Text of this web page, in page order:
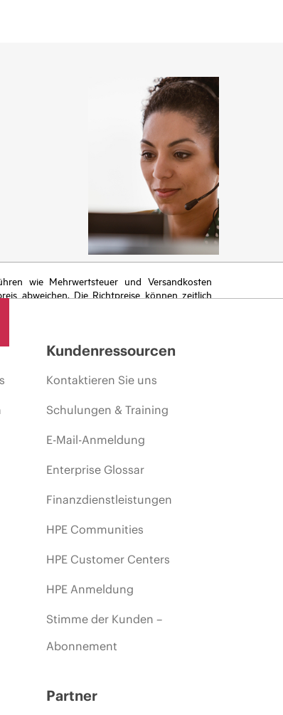
wie Mehrwertsteuer und Versandkosten
abweichen. Die Richtpreise können zeitlich
Kundenressourcen
Kontaktieren Sie uns
Schulungen & Training
E-Mail-Anmeldung
Enterprise Glossar
Finanzdienstleistungen
HPE Communities
HPE Customer Centers
HPE Anmeldung
Stimme der Kunden –
Abonnement
Partner